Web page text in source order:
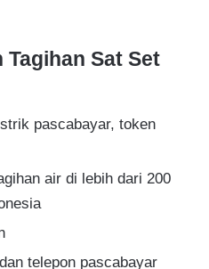
Sat Set
pascabayar, token
air di lebih dari 200
telepon pascabayar